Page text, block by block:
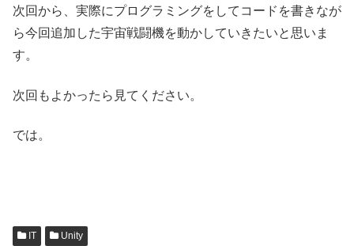
次回から、実際にプログラミングをしてコードを書きなが
ら今回追加した宇宙戦闘機を動かしていきたいと思いま
す。
次回もよかったら見てください。
では。
IT Unity